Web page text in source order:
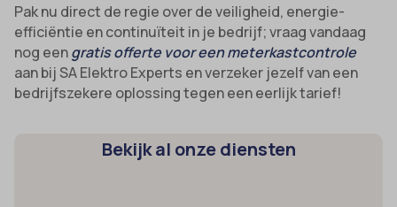
Pak nu direct de regie over de veiligheid, energie-
efficiëntie en continuïteit in je bedrijf; vraag vandaag
nog eengratis offerte voor een meterkastcontrole
aan bij SA Elektro Experts en verzeker jezelf van een
bedrijfszekere oplossing tegen een eerlijk tarief!
Bekijk al onze diensten